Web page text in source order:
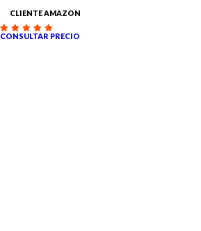
CLIENTE AMAZON
CONSULTAR PRECIO